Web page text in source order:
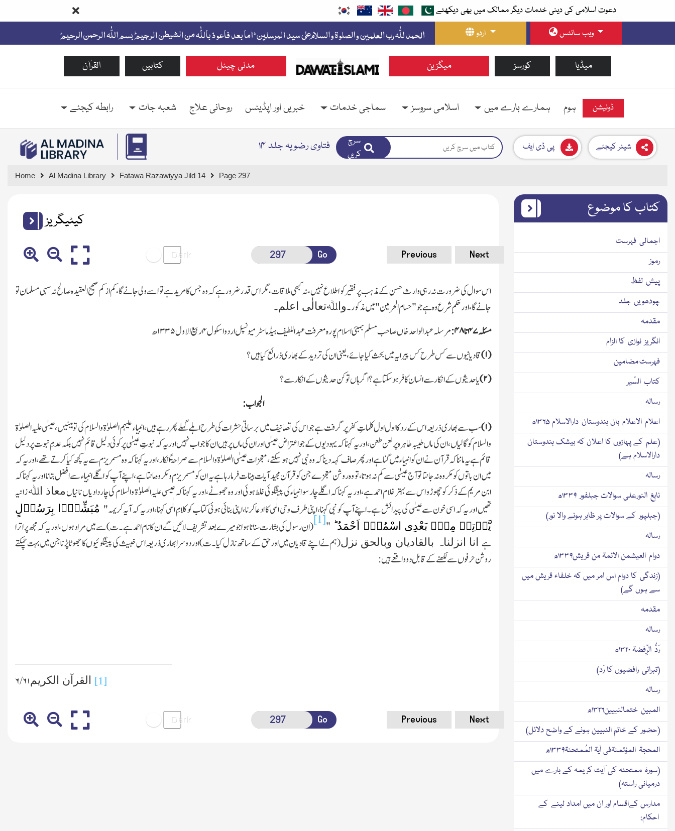
دعوت اسلامی کی دینی خدمات دیگر ممالک میں بھی دیکھئے
اردو
ویب سائٹس
القرآن کتابیں مدنی چینل میگزین کورسز میڈیا
ہوم ہمارے بارے میں اسلامی سروسز سماجی خدمات خبریں اور اپڈیٹس روحانی علاج شعبہ جات رابطہ کیجئے ڈونیشن
فتاوی رضویہ جلد ۱۴
سرچ
کریں
پی ڈی ایف شیئر کیجئے
Home Al Madina Library Fatawa Razawiyya Jild 14 Page 297
کیٹیگریز
Go Previous Next
اس سوال کی ضرورت نہ رہی وارث حسن کے مذہب پر فقیر کو اطلاع نہیں،نہ کبھی ملاقات،مگر اس قدر ضرور ہے کہ وہ جس کا مرید ہے تو اسے ولی جانے گا،کم از کم صحیح العقیدہ صالح نہ سہی مسلمان تو
جانے گا،اور حکمِ شرع وہ ہے جو"حسام الحرمین"میں مذکور۔واﷲتعالٰی اعلم۔
مسئلہ۴۷تا۴۸: مرسلہ عبدالواحدخاں صاحب مسلم بمبئی اسلام پورہ معرفت عبداللطیف ہیڈ ماسٹر میونسپل اردو اسکول۴ربیع الاول۱۳۳۵ھ
(۱) قادیانیوں سے کس طرح کس پیرایہ میں بحث کیاجائے،یعنی ان کی تردید کے بھاری ذرائع کیا ہیں؟
(۲) یا حدیثوں کے انکار سے انسان کافر ہوسکتا ہے ؟اگر ہاں توکن حدیثوں کے انکار سے؟
الجواب:
(۱) سب سے بھاری ذریعہ اس کے رد کا اول اول کلماتِ کفر پر گرفت ہے جو اس کی تصانیف میں برساتی حشرات کی طرح اہلے گہلے پھر رہے ہیں،انبیاء علیہم الصلوٰۃ والسلام کی توہینیں،عیسٰی علیہ الصلوٰۃ
والسلام کو گالیاں،ان کی ماں طیبہ طاہرہ پر لعن طعن،اور یہ کہنا کہ یہودیوں کے جو اعترا ض عیسٰی اور ان کی ماں پر ہیں ان کا جواب نہیں اور یہ کہ نبوتِ عیسٰی پر کوئی دلیل قائم نہیں بلکہ عدمِ نبوت پر دلیل
قائم ہے یہ ماننا کہ قرآن نے ان کو انبیاء میں گنا ہے اور پھر صاف کہہ دینا کہ وہ نبی نہیں ہوسکتے،معجزات عیسٰی الصلوٰۃ والسلام سے صراحۃً انکار،اور یہ کہنا کہ وہ مسمر یزم سے یہ کچھ کیا کرتے تھے،اور یہ کہ
میں ان باتوں کو مکروہ نہ جانتا تو آج عیسٰی سے کم نہ ہوتا،تو وہ روشن معجزے جن کو قرآن مجید آیات بینات فرمارہا ہے یہ ان کو مسمر یزم و مکروہ مانتا ہے،اپنے آپ کو اگلے انبیاء سے افضل بتانا اور یہ کہنا کہ
ابن مریم کے ذکر کو چھوڑو اس سے بہتر غلام احمد ہے،اور یہ کہنا کہ اگلے چار سو انبیاء کی پیشگوئی غلط ہوئی اور وہ جھوٹے،اور یہ کہنا کہ عیسی علیہ الصلوٰۃ والسلام کی چاردادیاں نانیاںمعاذ اﷲزانیہ
تھیں اور یہ کہ اسی خون سے عیسٰی کی پیدائش ہے۔اپنے آپ کو نبی کہنا،اپنی طرف وحی الٰہی کا ادعا کرنا،اپنی بنائی ہوئی کتاب کو کلامِ الٰہی کہنا، اور یہ کہ آیہ کریمہ" مُبَشِّرًۢا بِرَسُوۡلٍ
یَّاۡتِیۡ مِنۡۢ بَعْدِی اسْمُہٗۤ اَحْمَدُ ؕ "
[1](ان رسول کی بشارت سناتا ہوا جو میرے بعد تشریف لائیں گے ان کا نام احمد ہے۔ت)سے میں مراد ہوں،اور یہ کہ مجھ پر اترا
ہے انا انزلناہ بالقادیان وبالحق نزل(ہم نے اپنے قادیان میں اور حق کے ساتھ نازل کیا۔ت)اوردوسرا بھاری ذریعہ اس خبیث کی پیشگوئیوں کا جھوٹا پڑنا جن میں بہت چمکتے
روشن حرفوں سے لکھنے کے قابل دو واقعے ہیں:
[1] القرآن الکریم۶۱/ ۶
Go Previous Next
کتاب کا موضوع
اجمالی فہرست
رموز
پیش لفظ
چودھویں جلد
مقدمہ
انگریز نوازی کا الزام
فہرست مضامین
کتاب السّیر
رسالہ
اعلام الاعلام بان ہندوستان دارالاسلام ۱۳۶۵ھ
(علم کے پہاڑوں کا اعلان کہ بیشك ہندوستان
دارالاسلام ہے)
رسالہ
نابغ النورعلی سوالات جبلفور ۱۳۳۹ھ
(جبلپور کے سوالات پر ظاہر ہونے والا نور)
رسالہ
دوام العیشمن الائمۃ من قریش۱۳۳۹ھ
(زندگی کا دوام اس امر میں کہ خلفاء قریش میں
سے ہوں گے)
مقدمہ
رسالہ
رَدُّ الرِّفضۃ ۱۳۲۰ھ
(تبرائی رافضیوں کا رَد)
رسالہ
المبین ختمالنبیین۱۳۲۶ھ
(حضور کے خاتم النبیین ہونے کے واضح دلائل)
المحجۃ المؤتمنۃفی اٰیۃ المُمتحنۃ۱۳۳۹ھ
(سورۂ ممتحنہ کی آیت کریمہ کے بارے میں
درمیانی راستہ)
مدارس کےاقسام اور ان میں امداد لینے کے
احکام: